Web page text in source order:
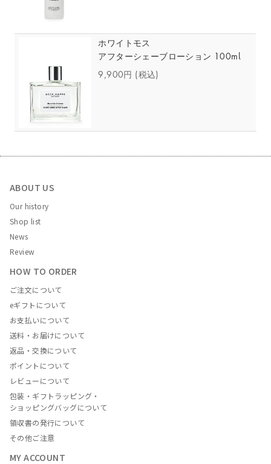
ホワイトモス
アフターシェーブローション 100ml
9,900円 (税込)
ABOUT US
Our history
Shop list
News
Review
HOW TO ORDER
ご注文について
eギフトについて
お支払いについて
送料・お届けについて
返品・交換について
ポイントについて
レビューについて
包装・ギフトラッピング・
ショッピングバッグについて
領収書の発行について
その他ご注意
MY ACCOUNT